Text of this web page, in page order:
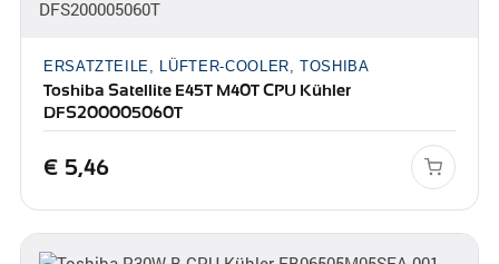
ERSATZTEILE, LÜFTER-COOLER, TOSHIBA
Toshiba Satellite E45T M40T CPU Kühler
DFS200005060T
€ 5,46